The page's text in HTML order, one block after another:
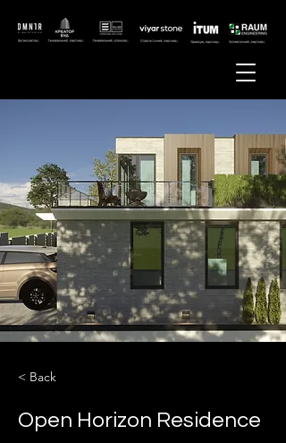
< Back
Open Horizon Residence